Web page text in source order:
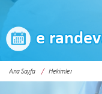
e
Ana Sayfa Hekimler